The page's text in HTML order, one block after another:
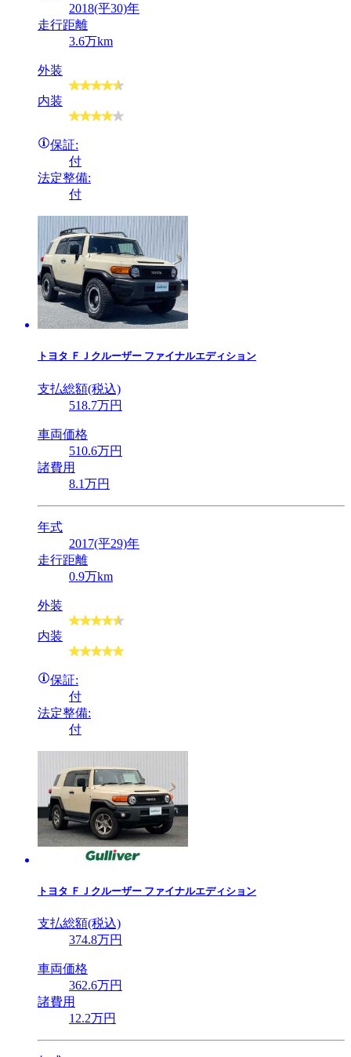
2018(平30)年
走行距離
3.6万km
外装
内装
保証:
付
法定整備:
付
トヨタ ＦＪクルーザー ファイナルエディション
支払総額(税込)
518.7万円
車両価格
510.6万円
諸費用
8.1万円
年式
2017(平29)年
走行距離
0.9万km
外装
内装
保証:
付
法定整備:
付
トヨタ ＦＪクルーザー ファイナルエディション
支払総額(税込)
374.8万円
車両価格
362.6万円
諸費用
12.2万円